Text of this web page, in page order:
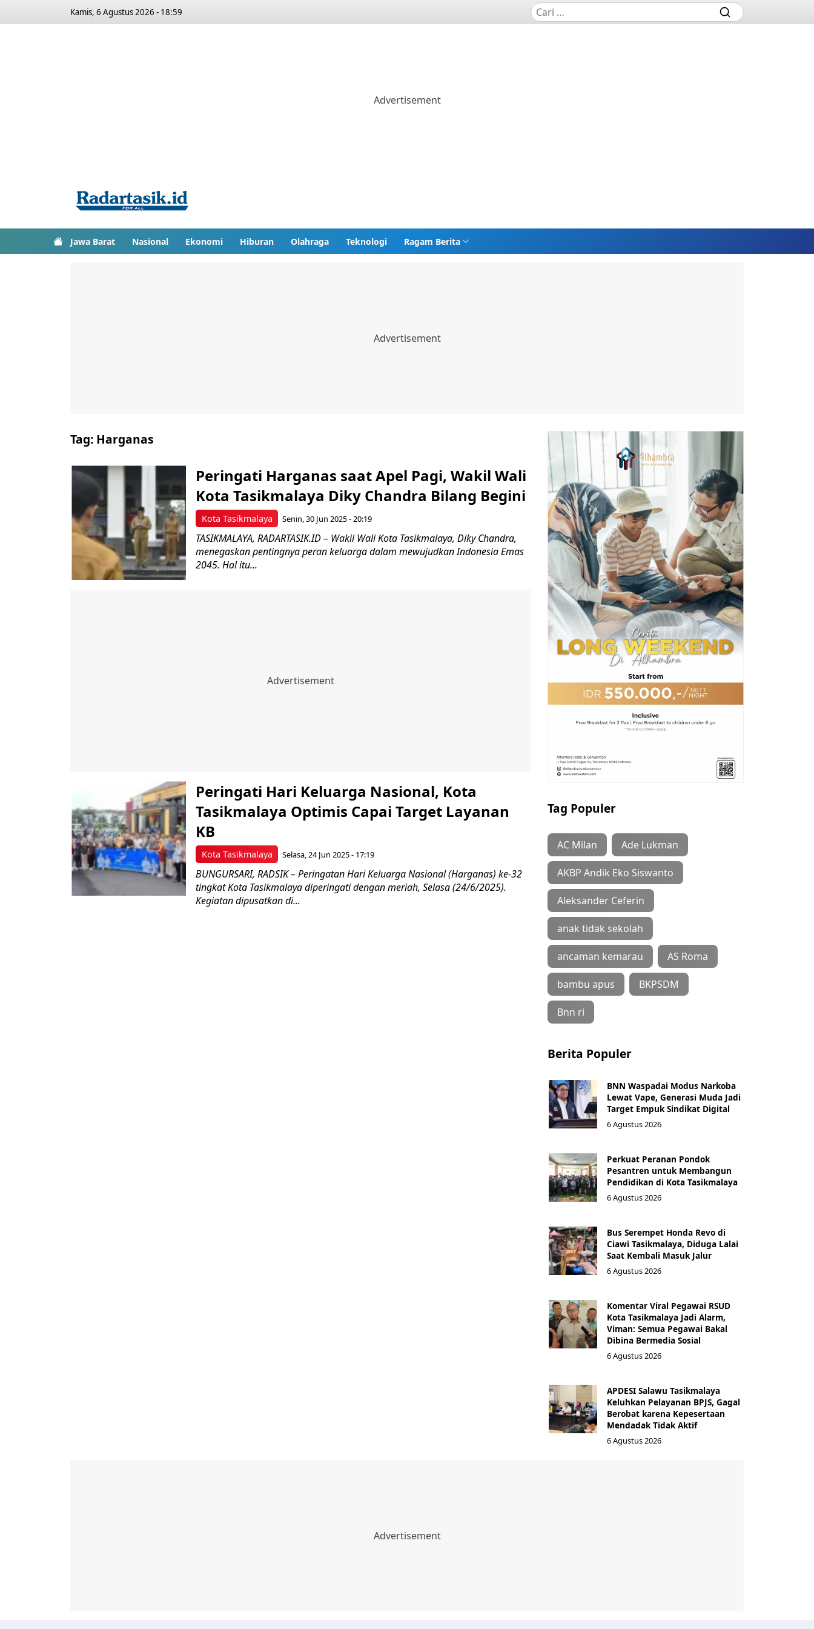
Kamis, 6 Agustus 2026 - 18:59
Jawa Barat Nasional Ekonomi Hiburan Olahraga Teknologi Ragam Berita
Tag: Harganas
Kota Tasikmalaya
Peringati Harganas saat Apel Pagi, Wakil Wali
Kota Tasikmalaya Diky Chandra Bilang Begini
Senin, 30 Jun 2025 - 20:19
TASIKMALAYA, RADARTASIK.ID – Wakil Wali Kota Tasikmalaya, Diky Chandra,
menegaskan pentingnya peran keluarga dalam mewujudkan Indonesia Emas
2045. Hal itu...
Kota Tasikmalaya
Peringati Hari Keluarga Nasional, Kota
Tasikmalaya Optimis Capai Target Layanan
KB
Selasa, 24 Jun 2025 - 17:19
BUNGURSARI, RADSIK – Peringatan Hari Keluarga Nasional (Harganas) ke-32
tingkat Kota Tasikmalaya diperingati dengan meriah, Selasa (24/6/2025).
Kegiatan dipusatkan di...
Tag Populer
AC Milan Ade Lukman
AKBP Andik Eko Siswanto
Aleksander Ceferin
anak tidak sekolah
ancaman kemarau AS Roma
bambu apus BKPSDM
Bnn ri
Berita Populer
BNN Waspadai Modus Narkoba
Lewat Vape, Generasi Muda Jadi
Target Empuk Sindikat Digital
6 Agustus 2026
Perkuat Peranan Pondok
Pesantren untuk Membangun
Pendidikan di Kota Tasikmalaya ‎
6 Agustus 2026
Bus Serempet Honda Revo di
Ciawi Tasikmalaya, Diduga Lalai
Saat Kembali Masuk Jalur
6 Agustus 2026
Komentar Viral Pegawai RSUD
Kota Tasikmalaya Jadi Alarm,
Viman: Semua Pegawai Bakal
Dibina Bermedia Sosial
6 Agustus 2026
APDESI Salawu Tasikmalaya
Keluhkan Pelayanan BPJS, Gagal
Berobat karena Kepesertaan
Mendadak Tidak Aktif
6 Agustus 2026